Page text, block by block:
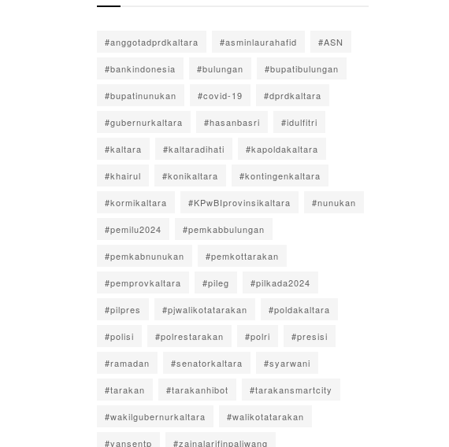
#anggotadprdkaltara #asminlaurahafid #ASN
#bankindonesia #bulungan #bupatibulungan
#bupatinunukan #covid-19 #dprdkaltara
#gubernurkaltara #hasanbasri #idulfitri
#kaltara #kaltaradihati #kapoldakaltara
#khairul #konikaltara #kontingenkaltara
#kormikaltara #KPwBIprovinsikaltara #nunukan
#pemilu2024 #pemkabbulungan
#pemkabnunukan #pemkottarakan
#pemprovkaltara #pileg #pilkada2024
#pilpres #pjwalikotatarakan #poldakaltara
#polisi #polrestarakan #polri #presisi
#ramadan #senatorkaltara #syarwani
#tarakan #tarakanhibot #tarakansmartcity
#wakilgubernurkaltara #walikotatarakan
#yansentp #zainalarifinpaliwang